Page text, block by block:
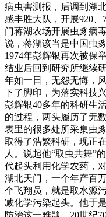
病虫害测报，后调到湖
感丰胜大队，开展920、
门蒋湖农场开展虫豸病
说，蒋湖该当是中国虫
1974年彭辉银再次被保
结业后回到研究所继续
年如一日，无怨无悔，
下了脚印，为落实科技
彭辉银40多年的科研生
的过程，两头履历了无
表里的很多处所采集虫
取得了浩繁科研，现正
人。说起他“取虫共舞”
代起头利用化学农药，
湖北天门，一个年产百
个飞翔员，就是取水源
减化学污染起头。他于
防治这一难题。20世纪